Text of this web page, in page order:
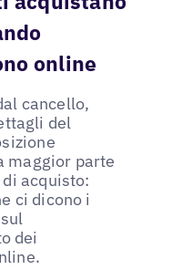
online
cancello,
del
maggior parte
acquisto:
ci dicono i
dei